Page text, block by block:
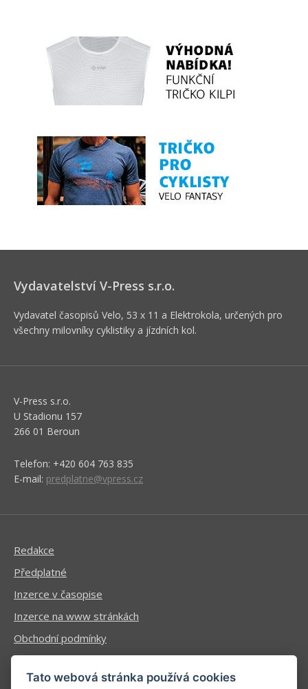
Vydavatelství V-Press s.r.o.
Vydavatel časopisů Velo, 53 x 11 a Elektrokola, určených pro
všechny milovníky cyklistiky a jízdních kol.
V-Press s.r.o.
U Stadionu 157
266 01 Beroun
Telefon: +420 604 763 835
E-mail: predplatne@vpress.cz
Redakce
Předplatné
Inzerce v časopise
Inzerce na www stránkách
Obchodní podmínky
Ochrana osobních údajů
Tato webová stránka používá cookies